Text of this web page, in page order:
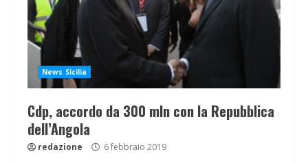
News Sicilia
Cdp, accordo da 300 mln con la Repubblica
dell’Angola
redazione 6 febbraio 2019